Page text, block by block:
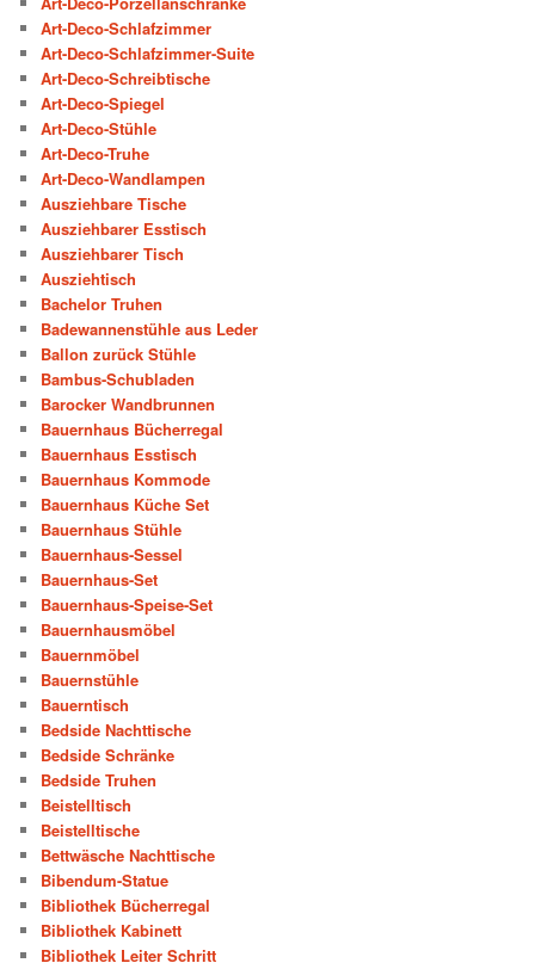
Art-Deco-Schlafzimmer
Art-Deco-Schlafzimmer-Suite
Art-Deco-Schreibtische
Art-Deco-Spiegel
Art-Deco-Stühle
Art-Deco-Truhe
Art-Deco-Wandlampen
Ausziehbare Tische
Ausziehbarer Esstisch
Ausziehbarer Tisch
Ausziehtisch
Bachelor Truhen
Badewannenstühle aus Leder
Ballon zurück Stühle
Bambus-Schubladen
Barocker Wandbrunnen
Bauernhaus Bücherregal
Bauernhaus Esstisch
Bauernhaus Kommode
Bauernhaus Küche Set
Bauernhaus Stühle
Bauernhaus-Sessel
Bauernhaus-Set
Bauernhaus-Speise-Set
Bauernhausmöbel
Bauernmöbel
Bauernstühle
Bauerntisch
Bedside Nachttische
Bedside Schränke
Bedside Truhen
Beistelltisch
Beistelltische
Bettwäsche Nachttische
Bibendum-Statue
Bibliothek Bücherregal
Bibliothek Kabinett
Bibliothek Leiter Schritt